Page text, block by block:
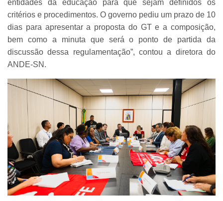
entidades da educação para que sejam definidos os
critérios e procedimentos. O governo pediu um prazo de 10
dias para apresentar a proposta do GT e a composição,
bem como a minuta que será o ponto de partida da
discussão dessa regulamentação”, contou a diretora do
ANDE-SN.